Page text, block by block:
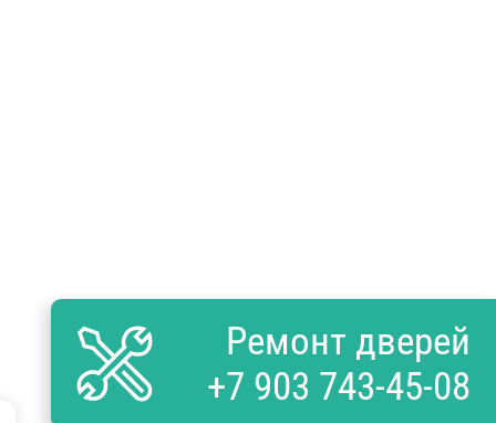
Ремонт дверей
+7 903 743-45-08